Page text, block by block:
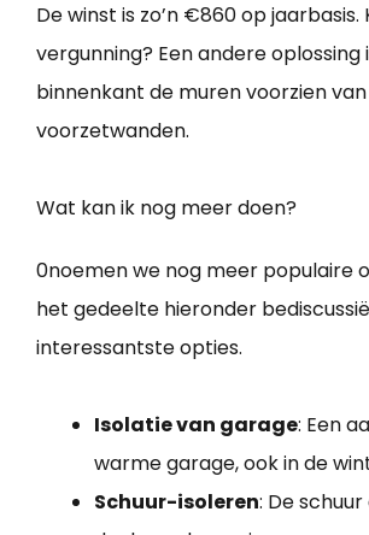
De winst is zo’n €860 op jaarbasis.
vergunning? Een andere oplossing
binnenkant de muren voorzien van
voorzetwanden.
Wat kan ik nog meer doen?
0noemen we nog meer populaire
het gedeelte hieronder
interessantste opties.
Isolatie van garage: Een
warme garage, ook in de
Schuur-isoleren: De